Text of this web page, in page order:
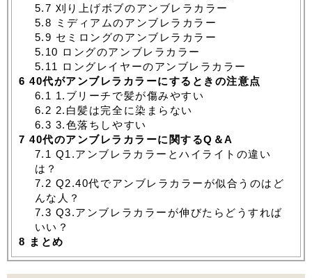
5.7 刈り上げボブのアンブレラカラー
5.8 ミディアムのアンブレラカラー
5.9 セミロングのアンブレラカラー
5.10 ロングのアンブレラカラー
5.11 ロングレイヤーのアンブレラカラー
6 40代がアンブレラカラーにするときの注意点
6.1 1.ブリーチで髪が傷みやすい
6.2 2.白髪は完全に染まらない
6.3 3.色落ちしやすい
7 40代のアンブレラカラーに関するQ＆A
7.1 Q1.アンブレラカラーとハイライトの違い
は？
7.2 Q2.40代でアンブレラカラーが似合うのはど
んな人？
7.3 Q3.アンブレラカラーが伸びたらどうすれば
いい？
8 まとめ